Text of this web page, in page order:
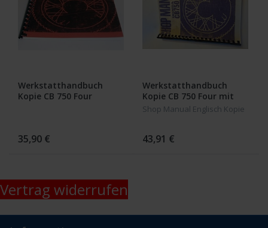
Werkstatthandbuch
Kopie CB 750 Four
35,90 €
Werkstatthandbuch
Kopie CB 750 Four mit
Unterschieden K1 bis K6
Shop Manual Englisch Kopie
43,91 €
Vertrag widerrufen